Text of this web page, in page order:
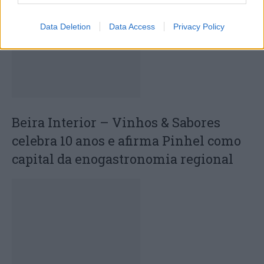
Data Deletion Data Access Privacy Policy
Beira Interior – Vinhos & Sabores
celebra 10 anos e afirma Pinhel como
capital da enogastronomia regional